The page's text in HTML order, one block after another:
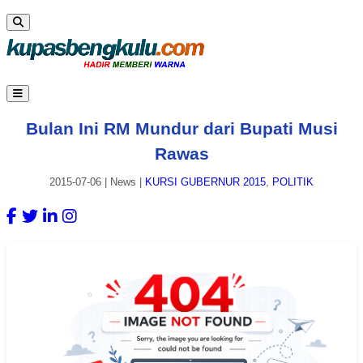
Bulan Ini RM Mundur dari Bupati Musi
Rawas
2015-07-06 News KURSI GUBERNUR 2015, POLITIK